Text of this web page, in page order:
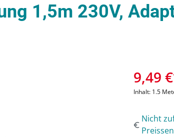
1,5m 230V,
9,49
Inhalt: 1.5
Nicht